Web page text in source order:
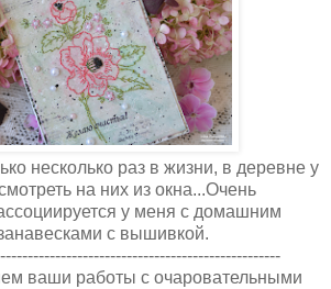
несколько раз в жизни, в деревне у
на них из окна...Очень
у меня с домашним
с вышивкой.
ваши работы с очаровательными